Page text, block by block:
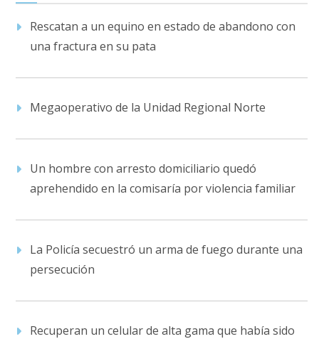
Rescatan a un equino en estado de abandono con
una fractura en su pata
Megaoperativo de la Unidad Regional Norte
Un hombre con arresto domiciliario quedó
aprehendido en la comisaría por violencia familiar
La Policía secuestró un arma de fuego durante una
persecución
Recuperan un celular de alta gama que había sido